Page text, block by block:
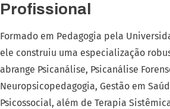
Profissional
Formado em Pedagogia pela
ele construiu uma especialização
abrange Psicanálise, Psicanálise
Neuropsicopedagogia, Gestão em
Psicossocial, além de Terapia